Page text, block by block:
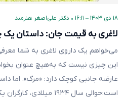
۱۸ دی ۱۴۰۳ – ۱۶:۱۱ • دکتر علی‌اصغر هنرمند
لاغری به قیمت جان: داستان یک
می‌خواهم یک داروی لاغری به شما
این چیزی نیست که به‌هیچ عنوان
عارضه جانبی کوچک دارد: «مرگ». اما
است:حوالی سال ۱۹۳۴